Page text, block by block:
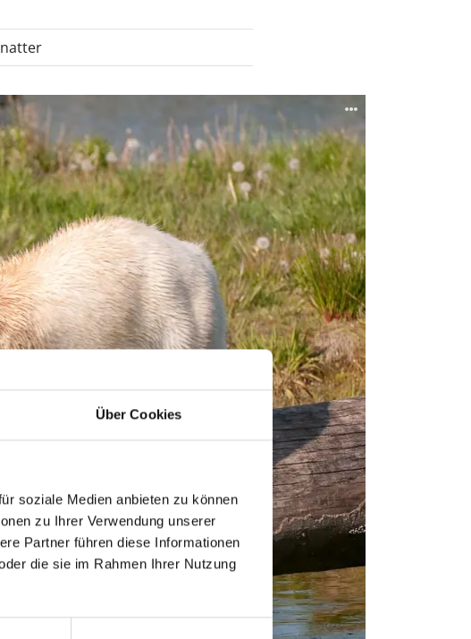
Über Cookies
soziale Medien anbieten zu können
zu Ihrer Verwendung unserer
Partner führen diese Informationen
die sie im Rahmen Ihrer Nutzung